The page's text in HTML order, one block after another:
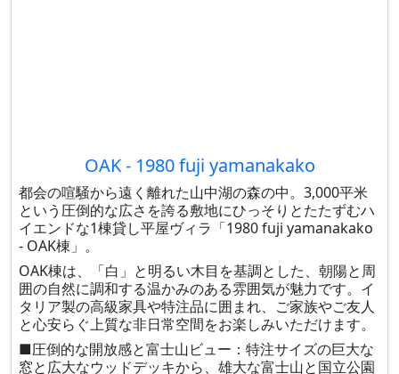
OAK - 1980 fuji yamanakako
都会の喧騒から遠く離れた山中湖の森の中。3,000平米
という圧倒的な広さを誇る敷地にひっそりとたたずむハ
イエンドな1棟貸し平屋ヴィラ「1980 fuji yamanakako
- OAK棟」。
OAK棟は、「白」と明るい木目を基調とした、朝陽と周
囲の自然に調和する温かみのある雰囲気が魅力です。イ
タリア製の高級家具や特注品に囲まれ、ご家族やご友人
と心安らぐ上質な非日常空間をお楽しみいただけます。
■圧倒的な開放感と富士山ビュー：特注サイズの巨大な
窓と広大なウッドデッキから、雄大な富士山と国立公園